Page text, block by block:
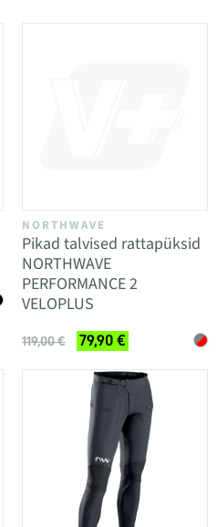
NORTHWAVE
Pikad talvised rattapüksid
NORTHWAVE
PERFORMANCE 2
VELOPLUS
119,00 € 79,90 €